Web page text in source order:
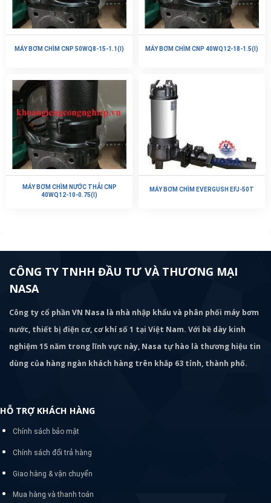
MÁY BƠM CHÌM CNP 50WQ8-15-1.1(I) MÁY BƠM CHÌM CNP 40WQ12-18-1.5(I)
MÁY BƠM CHÌM NƯỚC THẢI CNP
40WQ12-10-0.75(I)
MÁY BƠM CHÌM EVERGUSH EFJ-50T
CÔNG TY TNHH ĐẦU TƯ VÀ THƯƠNG MẠI
NASA
Công ty cổ phần VN Nasa là nhà nhập khẩu và phân phối máy bơm
nước, thiết bị điện cơ, cơ khí số 1 tại Việt Nam. Với bề dày kinh
nghiệm 15 năm trong lĩnh vực này, Nasa tự hào là thương hiệu tin
dùng của hàng ngàn khách hàng trên khắp 63 tỉnh, thành phố.
HỖ TRỢ KHÁCH HÀNG
Chính sách bảo mật
Chính sách đổi trả hàng
Giao hàng & vận chuyển
Mua hàng và thanh toán